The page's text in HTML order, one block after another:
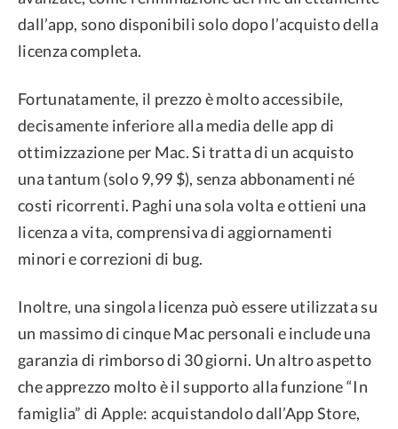
dall’app, sono disponibili solo dopo l’acquisto della
licenza completa.
Fortunatamente, il prezzo è molto accessibile,
decisamente inferiore alla media delle app di
ottimizzazione per Mac. Si tratta di un acquisto
una tantum (solo 9,99 $), senza abbonamenti né
costi ricorrenti. Paghi una sola volta e ottieni una
licenza a vita, comprensiva di aggiornamenti
minori e correzioni di bug.
Inoltre, una singola licenza può essere utilizzata su
un massimo di cinque Mac personali e include una
garanzia di rimborso di 30 giorni. Un altro aspetto
che apprezzo molto è il supporto alla funzione “In
famiglia” di Apple: acquistandolo dall’App Store,